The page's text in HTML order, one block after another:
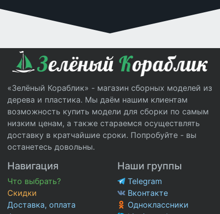
«Зелёный Кораблик» - магазин сборных моделей из
дерева и пластика. Мы даём нашим клиентам
возможность купить модели для сборки по самым
низким ценам, а также стараемся осуществлять
доставку в кратчайшие сроки. Попробуйте - вы
останетесь довольны.
Навигация
Что выбрать?
Скидки
Доставка, оплата
Наши группы
Telegram
Вконтакте
Одноклассники